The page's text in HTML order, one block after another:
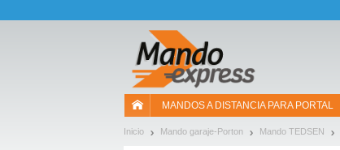
MANDOS A DISTANCIA PARA PORTAL
Inicio Mando garaje-Porton Mando TEDSEN